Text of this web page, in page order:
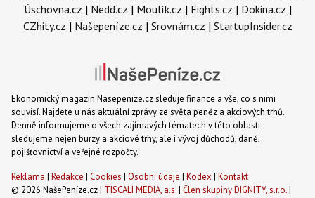
Úschovna.cz | Nedd.cz | Moulík.cz | Fights.cz | Dokina.cz |
CZhity.cz | Našepeníze.cz | Srovnám.cz | StartupInsider.cz
Ekonomický magazín Nasepenize.cz sleduje finance a vše, co s nimi
souvisí. Najdete u nás aktuální zprávy ze světa peněz a akciových trhů.
Denně informujeme o všech zajímavých tématech v této oblasti -
sledujeme nejen burzy a akciové trhy, ale i vývoj důchodů, daně,
pojišťovnictví a veřejné rozpočty.
Reklama | Redakce | Cookies | Osobní údaje | Kodex | Kontakt
© 2026 NašePeníze.cz | TISCALI MEDIA, a.s.| Člen skupiny DIGNITY, s.r.o.|